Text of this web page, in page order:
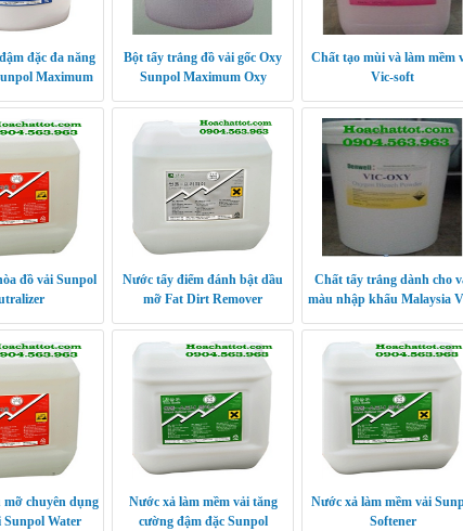
đặc đa năng
Maximum
Bột tẩy trắng đồ vải gốc Oxy
Sunpol Maximum Oxy
Chất tạo mùi và làm mềm
Vic-soft
đồ vải Sunpol
Nước tẩy điểm đánh bật dầu
mỡ Fat Dirt Remover
Chất tẩy trắng dành cho
màu nhập khẩu Malaysia
chuyên dụng
Sunpol Water
Nước xả làm mềm vải tăng
cường đậm đặc Sunpol
Nước xả làm mềm vải
Softener